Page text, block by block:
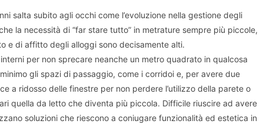
salta subito agli occhi come l’evoluzione nella gestione degli
la necessità di “far stare tutto” in metrature sempre più piccole,
e di affitto degli alloggi sono decisamente alti.
per non sprecare neanche un metro quadrato in qualcosa
gli spazi di passaggio, come i corridoi e, per avere due
a ridosso delle finestre per non perdere l’utilizzo della parete o
quella da letto che diventa più piccola. Difficile riuscire ad avere
soluzioni che riescono a coniugare funzionalità ed estetica in